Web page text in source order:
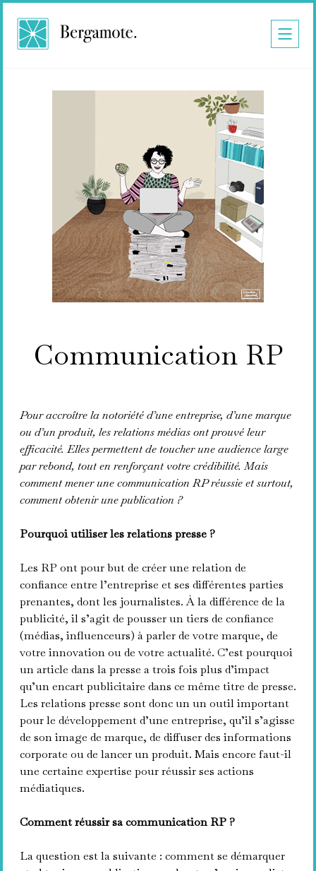
Communication RP
Pour accroître la notoriété d’une entreprise, d’une marque
ou d’un produit, les relations médias ont prouvé leur
efficacité. Elles permettent de toucher une audience large
par rebond, tout en renforçant votre crédibilité. Mais
comment mener une communication RP réussie et surtout,
comment obtenir une publication ?
Pourquoi utiliser les relations presse ?
Les RP ont pour but de créer une relation de
confiance entre l’entreprise et ses différentes parties
prenantes, dont les journalistes. À la différence de la
publicité, il s’agit de pousser un tiers de confiance
(médias, influenceurs) à parler de votre marque, de
votre innovation ou de votre actualité. C’est pourquoi
un article dans la presse a trois fois plus d’impact
qu’un encart publicitaire dans ce même titre de presse.
Les relations presse sont donc un un outil important
pour le développement d’une entreprise, qu’il s’agisse
de son image de marque, de diffuser des informations
corporate ou de lancer un produit. Mais encore faut-il
une certaine expertise pour réussir ses actions
médiatiques.
Comment réussir sa communication RP ?
La question est la suivante : comment se démarquer